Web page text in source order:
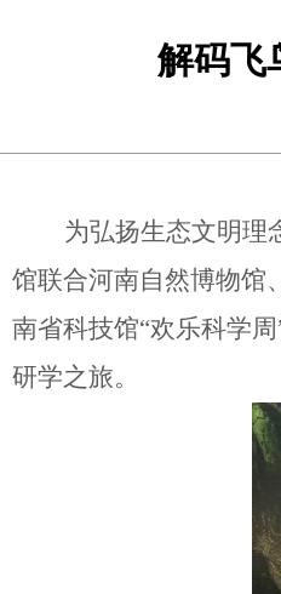
解码飞
为弘扬生态文明理
馆联合河南自然博物馆
南省科技馆“欢乐科学
研学之旅。